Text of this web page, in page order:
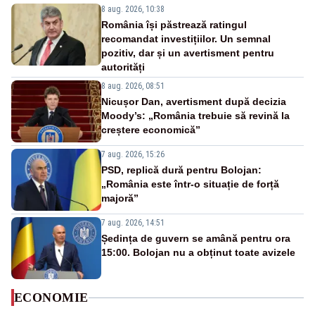
8 aug. 2026, 10:38
România își păstrează ratingul
recomandat investițiilor. Un semnal
pozitiv, dar și un avertisment pentru
autorități
8 aug. 2026, 08:51
Nicușor Dan, avertisment după decizia
Moody’s: „România trebuie să revină la
creștere economică”
7 aug. 2026, 15:26
PSD, replică dură pentru Bolojan:
„România este într-o situație de forță
majoră”
7 aug. 2026, 14:51
Ședința de guvern se amână pentru ora
15:00. Bolojan nu a obținut toate avizele
ECONOMIE